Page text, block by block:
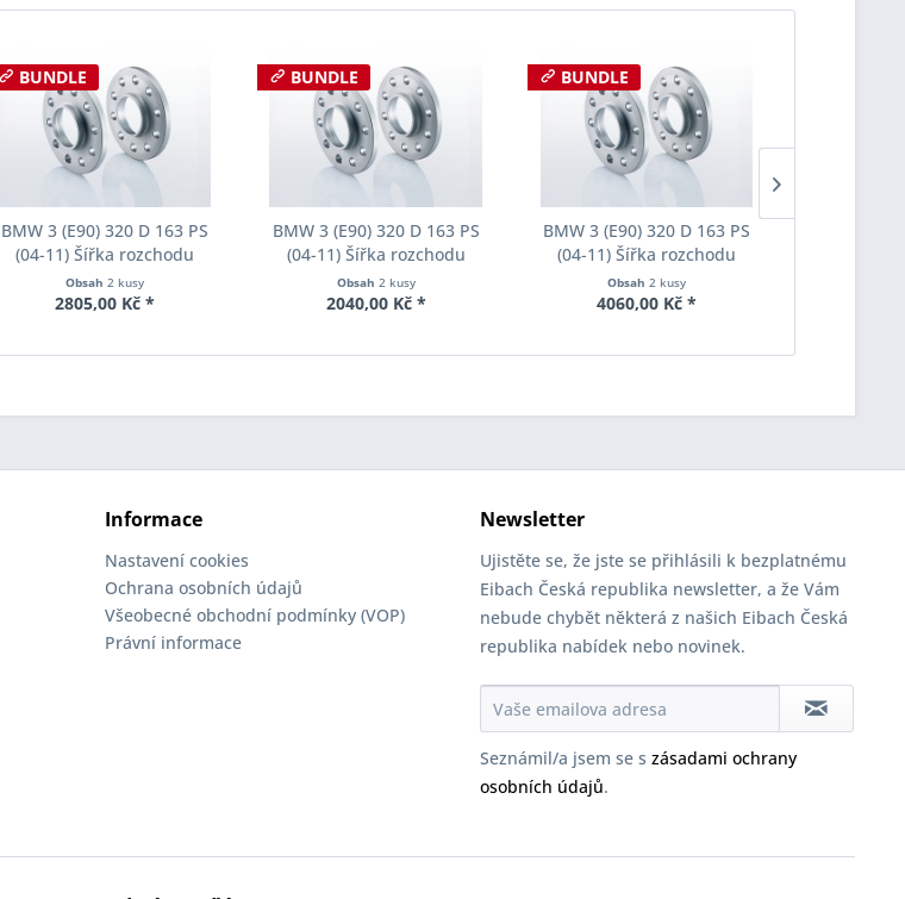
BUNDLE
BMW 3 (E90) 320 D 163 PS
(04-11) Šířka rozchodu
Eibach Pro-Spacer S90-2-12-
002 System2 Tloušťka 12mm
Obsah 2 kusy
2805,00 Kč *
BUNDLE
BMW 3 (E90) 320 D 163 PS
(04-11) Šířka rozchodu
Eibach Pro-Spacer S90-2-15-
001 System2 Tloušťka 15mm
Obsah 2 kusy
2040,00 Kč *
BUNDLE
BMW 3 (E90) 320 D 163 PS
(04-11) Šířka rozchodu
Eibach Pro-Spacer S90-2-20-
020 System2 Tloušťka 20mm
Obsah2 kusy
4060,00 Kč *
Informace
Nastavení cookies
Ochrana osobních údajů
Všeobecné obchodní podmínky (VOP)
Právní informace
Newsletter
Ujistěte se, že jste se přihlásili k bezplatnému
Eibach Česká republika newsletter, a že Vám
nebude chybět některá z našich Eibach Česká
republika nabídek nebo novinek.
Seznámil/a jsem se s zásadami ochrany
osobních údajů.